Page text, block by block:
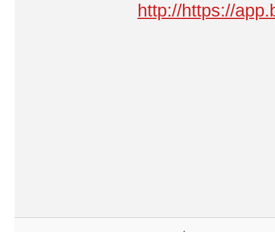
http://https://